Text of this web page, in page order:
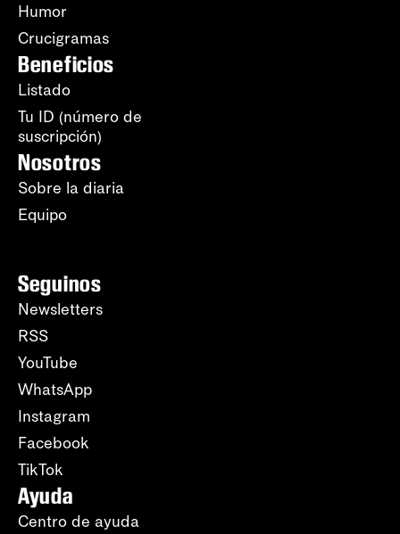
Humor
Crucigramas
Beneficios
Listado
Tu ID (número de
suscripción)
Nosotros
Sobre la diaria
Equipo
Seguinos
Newsletters
RSS
YouTube
WhatsApp
Instagram
Facebook
TikTok
Ayuda
Centro de ayuda